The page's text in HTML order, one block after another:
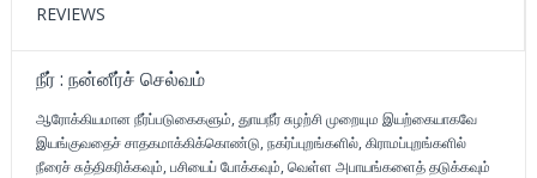
REVIEWS
நீர் : நன்னீர்ச் செல்வம்
ஆரோக்கியமான நீர்ப்படுகைகளும், துாயநீர் சுழற்சி முறையும இயற்கையாகவே
இயங்குவதைச் சாதகமாக்கிக்கொண்டு, நகர்ப்புறங்களில், கிராமப்புறங்களில்
நீரைச் சுத்திகரிக்கவும், பசியைப் போக்கவும், வெள்ள அபாயங்களைத் தடுக்கவும்